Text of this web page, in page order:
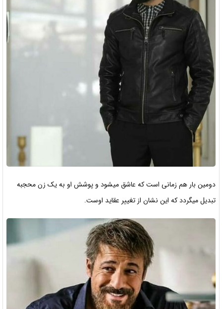
دومین بار هم زمانی است که عاشق میشود و پوشش او به یک زن محجبه
تبدیل میگردد که این نشان از تغییر عقاید اوست.